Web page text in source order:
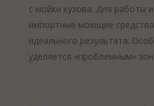
с мойки кузова. Для работы
импортные моющие
идеального результата.
уделяется «проблемным»